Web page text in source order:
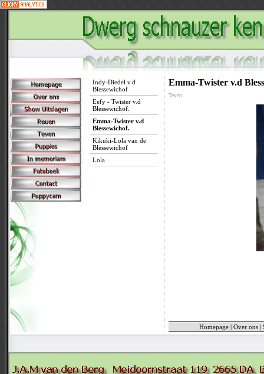
Emma-Twister v.d
Teven
Homepage| Over ons|
Indy-Diedel v.d
Blessewichof
Eefy - Twister v.d
Blessewichof.
Emma-Twister v.d
Blessewichof.
Kikuki-Lola van de
Blessewichof
Lola